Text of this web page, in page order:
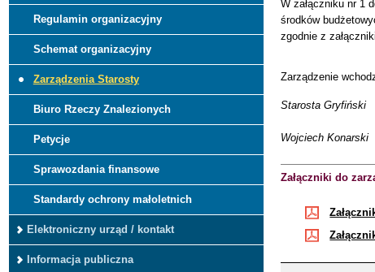
Regulamin organizacyjny
Schemat organizacyjny
Zarządzenia Starosty
Biuro Rzeczy Znalezionych
Petycje
Sprawozdania finansowe
Standardy ochrony małoletnich
Elektroniczny urząd / kontakt
Informacja publiczna
W załączniku nr 1
środków
zgodnie z
Zarządzenie
Starosta Gryfiński
Wojciech Konarski
Załączniki do